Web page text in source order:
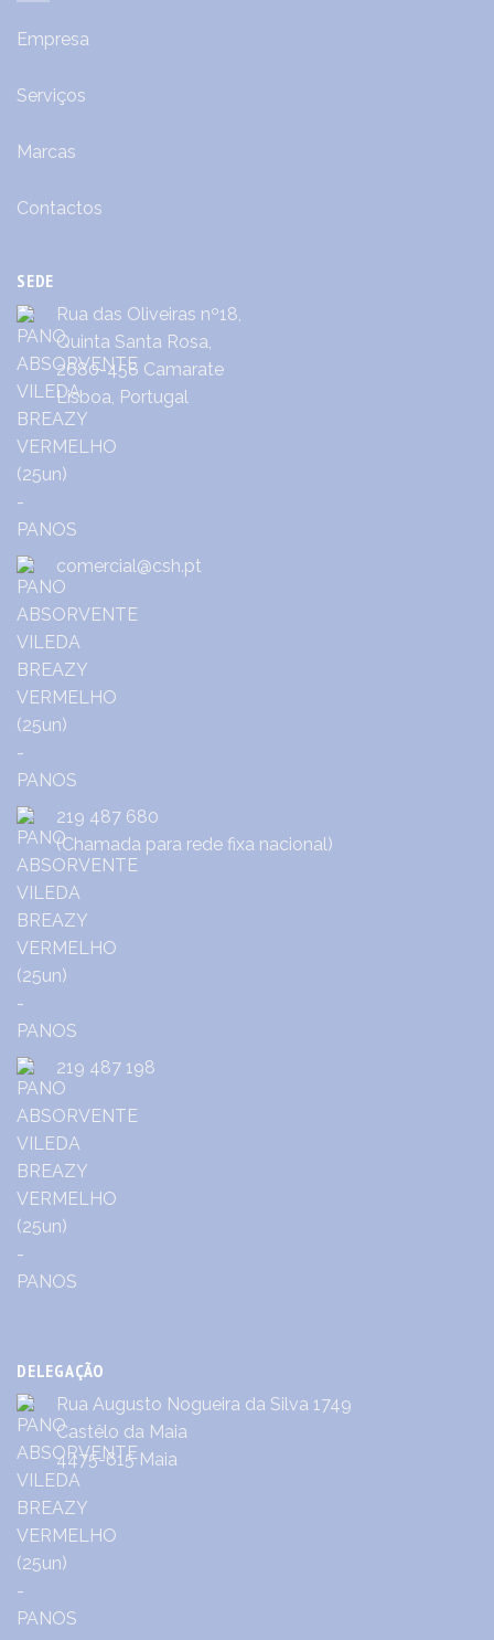
Empresa
Serviços
Marcas
Contactos
SEDE
Rua das Oliveiras nº18,
Quinta Santa Rosa,
2680-458 Camarate
Lisboa, Portugal
comercial@csh.pt
219 487 680
(Chamada para rede fixa nacional)
219 487 198
DELEGAÇÃO
Rua Augusto Nogueira da Silva 1749
Castêlo da Maia
4475-615 Maia